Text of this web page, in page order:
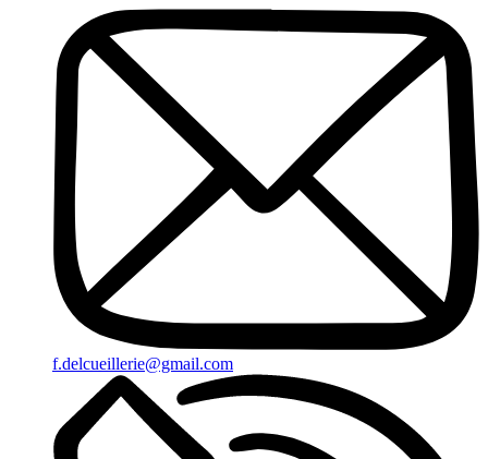
f.delcueillerie@gmail.com